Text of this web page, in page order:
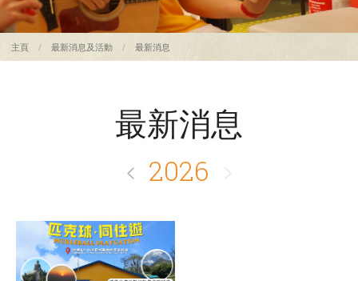
主頁 最新消息及活動 最新消息
最新消息
2026